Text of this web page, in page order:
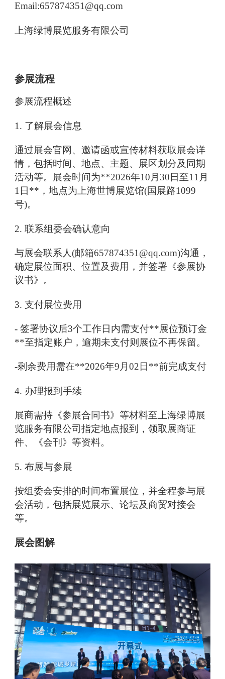
Email:657874351@qq.com
上海绿博展览服务有限公司
参展流程
参展流程概述
1. 了解展会信息
通过展会官网、邀请函或宣传材料获取展会详
情，包括时间、地点、主题、展区划分及同期
活动等。展会时间为**2026年10月30日至11月
1日**，地点为上海世博展览馆(国展路1099
号)。
2. 联系组委会确认意向
与展会联系人(邮箱657874351@qq.com)沟通，
确定展位面积、位置及费用，并签署《参展协
议书》。
3. 支付展位费用
- 签署协议后3个工作日内需支付**展位预订金
**至指定账户，逾期未支付则展位不再保留。
-剩余费用需在**2026年9月02日**前完成支付
4. 办理报到手续
展商需持《参展合同书》等材料至上海绿博展
览服务有限公司指定地点报到，领取展商证
件、《会刊》等资料。
5. 布展与参展
按组委会安排的时间布置展位，并全程参与展
会活动，包括展览展示、论坛及商贸对接会
等。
展会图解